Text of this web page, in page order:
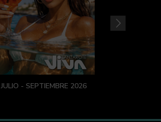
JULIO - SEPTIEMBRE 2026